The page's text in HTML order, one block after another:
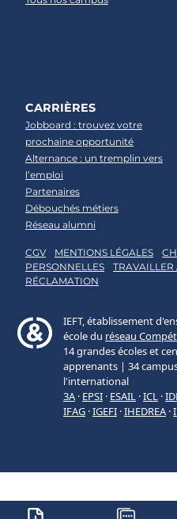
CARRIÈRES
Jobboard : trouvez votre
prochaine opportunité
Alternance : un tremplin vers
l’emploi
Partenaires
Débouchés métiers
Réseau alumni
CGV MENTIONS LÉGALES
PERSONNELLES
TRAVAILLER
RÉCLAMATION